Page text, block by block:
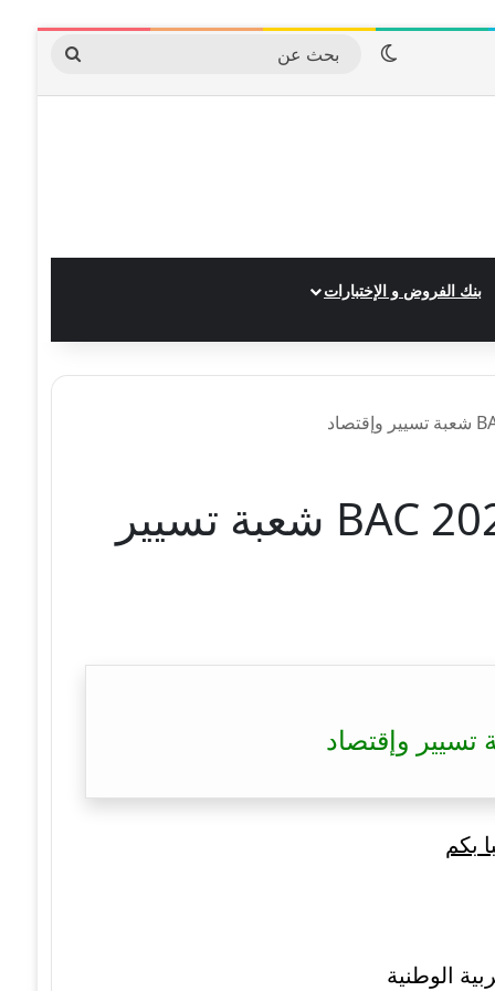
الوضع المظلم
بحث
عن
بنك الفروض و الإختبارات
تصحيح موضوع اللغة الأمازيغية بكالوريا 2022 – BAC 2022 شعبة تسيير
بكم
الوطنية